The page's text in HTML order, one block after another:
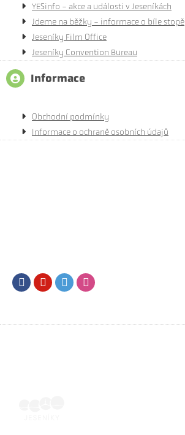
YESinfo - akce a události v Jeseníkách
Jdeme na běžky - informace o bíle stopě
Jeseníky Film Office
Jeseníky Convention Bureau
Informace
Obchodní podmínky
Informace o ochraně osobních údajů
FacebookYoutubeTwitter